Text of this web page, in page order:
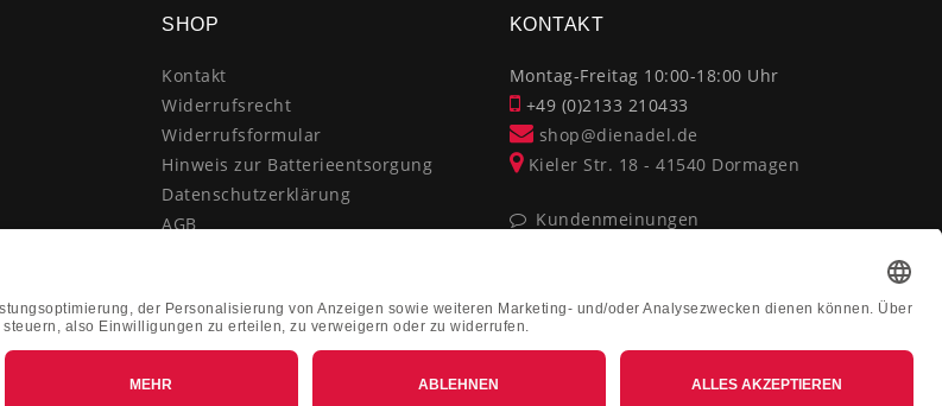
SHOP
Kontakt
Widerrufsrecht
Widerrufsformular
Hinweis zur Batterieentsorgung
Datenschutzerklärung
AGB
Vertrag widerrufen
KONTAKT
Montag-Freitag 10:00-18:00 Uhr
+49 (0)2133 210433
shop@dienadel.de
Kieler Str. 18 - 41540 Dormagen
Kundenmeinungen